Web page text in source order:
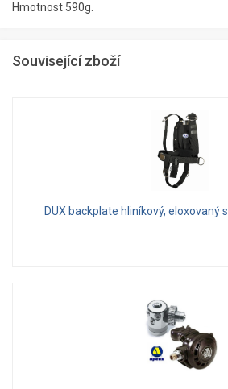
Hmotnost 590g.
Související zboží
DUX backplate hliníkový, eloxovaný